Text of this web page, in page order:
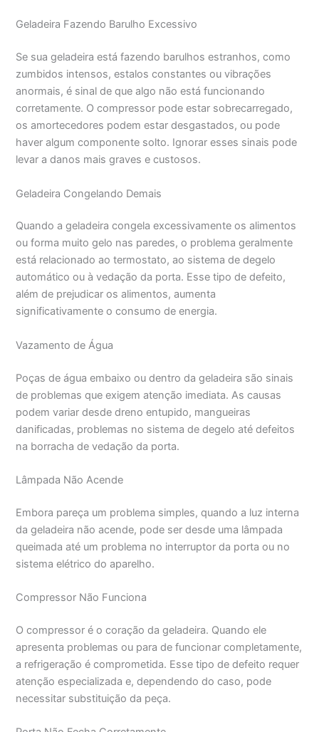
Geladeira Fazendo Barulho Excessivo
Se sua geladeira está fazendo barulhos estranhos, como
zumbidos intensos, estalos constantes ou vibrações
anormais, é sinal de que algo não está funcionando
corretamente. O compressor pode estar sobrecarregado,
os amortecedores podem estar desgastados, ou pode
haver algum componente solto. Ignorar esses sinais pode
levar a danos mais graves e custosos.
Geladeira Congelando Demais
Quando a geladeira congela excessivamente os alimentos
ou forma muito gelo nas paredes, o problema geralmente
está relacionado ao termostato, ao sistema de degelo
automático ou à vedação da porta. Esse tipo de defeito,
além de prejudicar os alimentos, aumenta
significativamente o consumo de energia.
Vazamento de Água
Poças de água embaixo ou dentro da geladeira são sinais
de problemas que exigem atenção imediata. As causas
podem variar desde dreno entupido, mangueiras
danificadas, problemas no sistema de degelo até defeitos
na borracha de vedação da porta.
Lâmpada Não Acende
Embora pareça um problema simples, quando a luz interna
da geladeira não acende, pode ser desde uma lâmpada
queimada até um problema no interruptor da porta ou no
sistema elétrico do aparelho.
Compressor Não Funciona
O compressor é o coração da geladeira. Quando ele
apresenta problemas ou para de funcionar completamente,
a refrigeração é comprometida. Esse tipo de defeito requer
atenção especializada e, dependendo do caso, pode
necessitar substituição da peça.